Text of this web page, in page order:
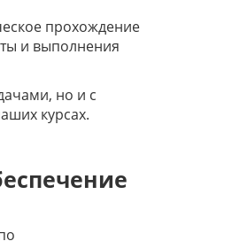
прохождение
и выполнения
но и с
курсах.